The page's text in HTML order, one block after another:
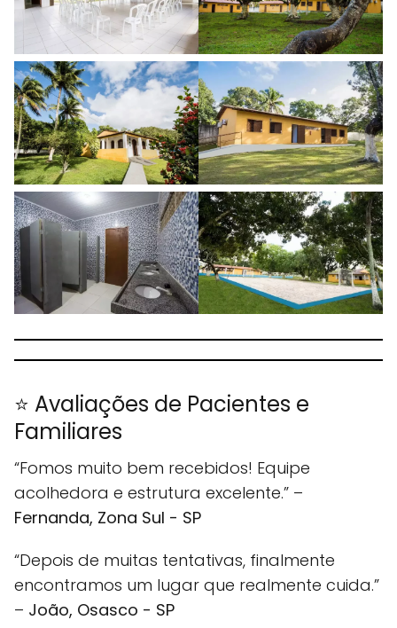
⭐ Avaliações de Pacientes e
Familiares
“Fomos muito bem recebidos! Equipe
acolhedora e estrutura excelente.” –
Fernanda, Zona Sul - SP
“Depois de muitas tentativas, finalmente
encontramos um lugar que realmente cuida.”
– João, Osasco - SP